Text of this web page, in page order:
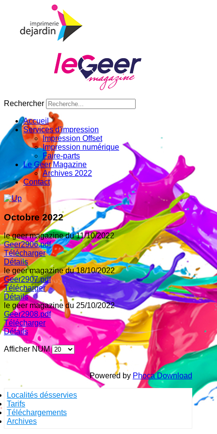
Rechercher
Accueil
Services d'impression
Impression Offset
Impression numérique
Faire-parts
Le Geer Magazine
Archives 2022
Contact
Octobre 2022
le geer magazine du 11/10/2022
Geer2906.pdf
Télécharger
Détails
le geer magazine du 18/10/2022
Geer2907.pdf
Télécharger
Détails
le geer magazine du 25/10/2022
Geer2908.pdf
Télécharger
Détails
Afficher NUM
Powered by Phoca Download
Localités désservies
Tarifs
Téléchargements
Archives